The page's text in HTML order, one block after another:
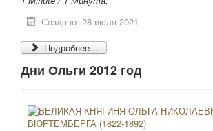
Создано: 28 июля 2021
Подробнее...
Дни Ольги 2012 год